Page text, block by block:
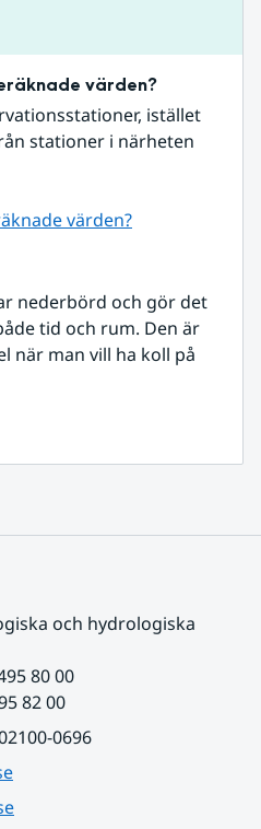
värden?
istället
stationer i närheten
värden?
nederbörd och gör det
tid och rum. Den är
när man vill ha koll på
och hydrologiska
80 00
82 00
0696